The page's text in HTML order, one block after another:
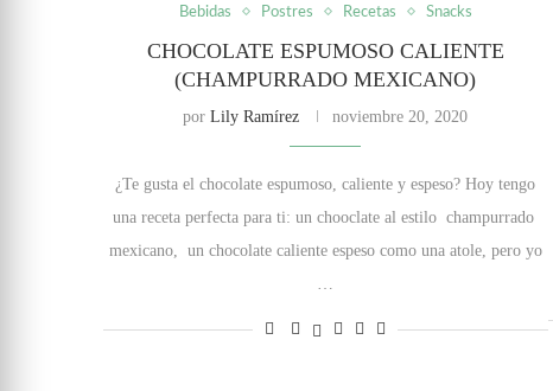
Bebidas Postres Recetas Snacks
CHOCOLATE ESPUMOSO CALIENTE
(CHAMPURRADO MEXICANO)
porLily Ramírez noviembre 20, 2020
¿Te gusta el chocolate espumoso, caliente y espeso? Hoy tengo
una receta perfecta para ti: un chooclate al estilo champurrado
mexicano, un chocolate caliente espeso como una atole, pero yo